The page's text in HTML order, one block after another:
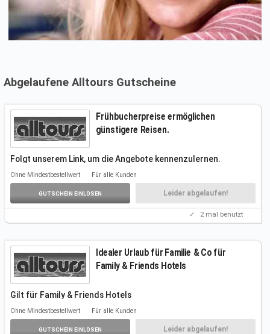
Abgelaufene Alltours Gutscheine
Frühbucherpreise ermöglichen
günstigere Reisen.
Folgt unserem Link, um die Angebote kennenzulernen.
Ohne Mindestbestellwert Für alle Kunden
GUTSCHEIN EINLÖSEN Leider abgelaufen!
✓ 2 mal benutzt
Idealer Urlaub für Familie & Co für
Family & Friends Hotels
Gilt für Family & Friends Hotels
Einen Gutscheincode benötigt ihr nicht.
Ohne Mindestbestellwert Für alle Kunden
GUTSCHEIN EINLÖSEN Leider abgelaufen!